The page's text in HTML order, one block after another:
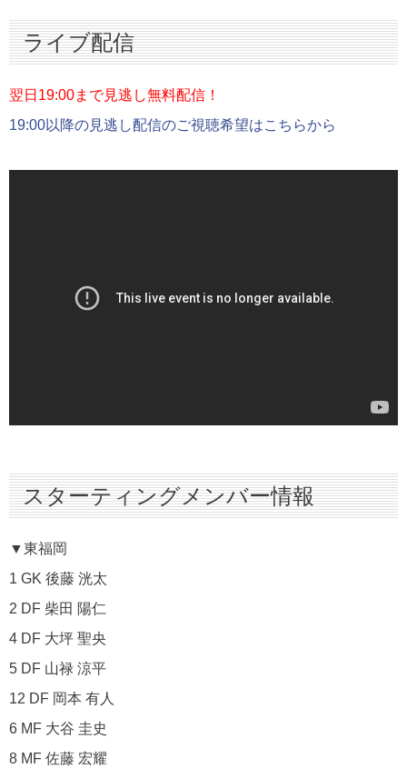
ハイライト
インタビュー
ライブ配信
翌日19:00まで見逃し無料配信！
19:00以降の見逃し配信のご視聴希望はこちらから
スターティングメンバー情報
▼東福岡
1 GK 後藤 洸太
2 DF 柴田 陽仁
4 DF 大坪 聖央
5 DF 山禄 涼平
12 DF 岡本 有人
6 MF 大谷 圭史
8 MF 佐藤 宏耀